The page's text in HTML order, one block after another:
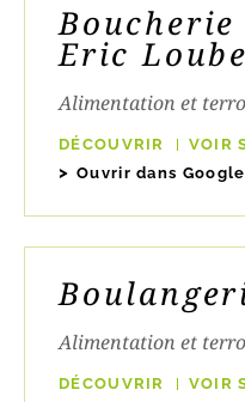
Eric
Alimentation et
DÉCOUVRIR
VOIR
Ouvrir dans
Alimentation et
DÉCOUVRIR
VOIR